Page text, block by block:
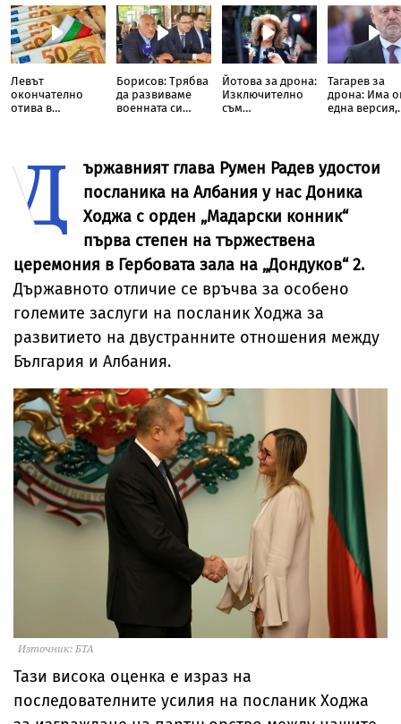
Левът
окончателно
отива в
Борисов: Трябва
да развиваме
военната си
Йотова за дрона:
Изключително
съм
инцидента
Тагарев за
дрона: Има
една версия,
Д
ържавният глава Румен Радев удостои
посланика на Албания у нас Доника
Ходжа с орден „Мадарски конник“
първа степен на тържествена
церемония в Гербовата зала на „Дондуков“ 2.
Държавното отличие се връчва за особено
големите заслуги на посланик Ходжа за
развитието на двустранните отношения между
България и Албания.
Източник: БТА
Тази висока оценка е израз на
последователните усилия на посланик Ходжа